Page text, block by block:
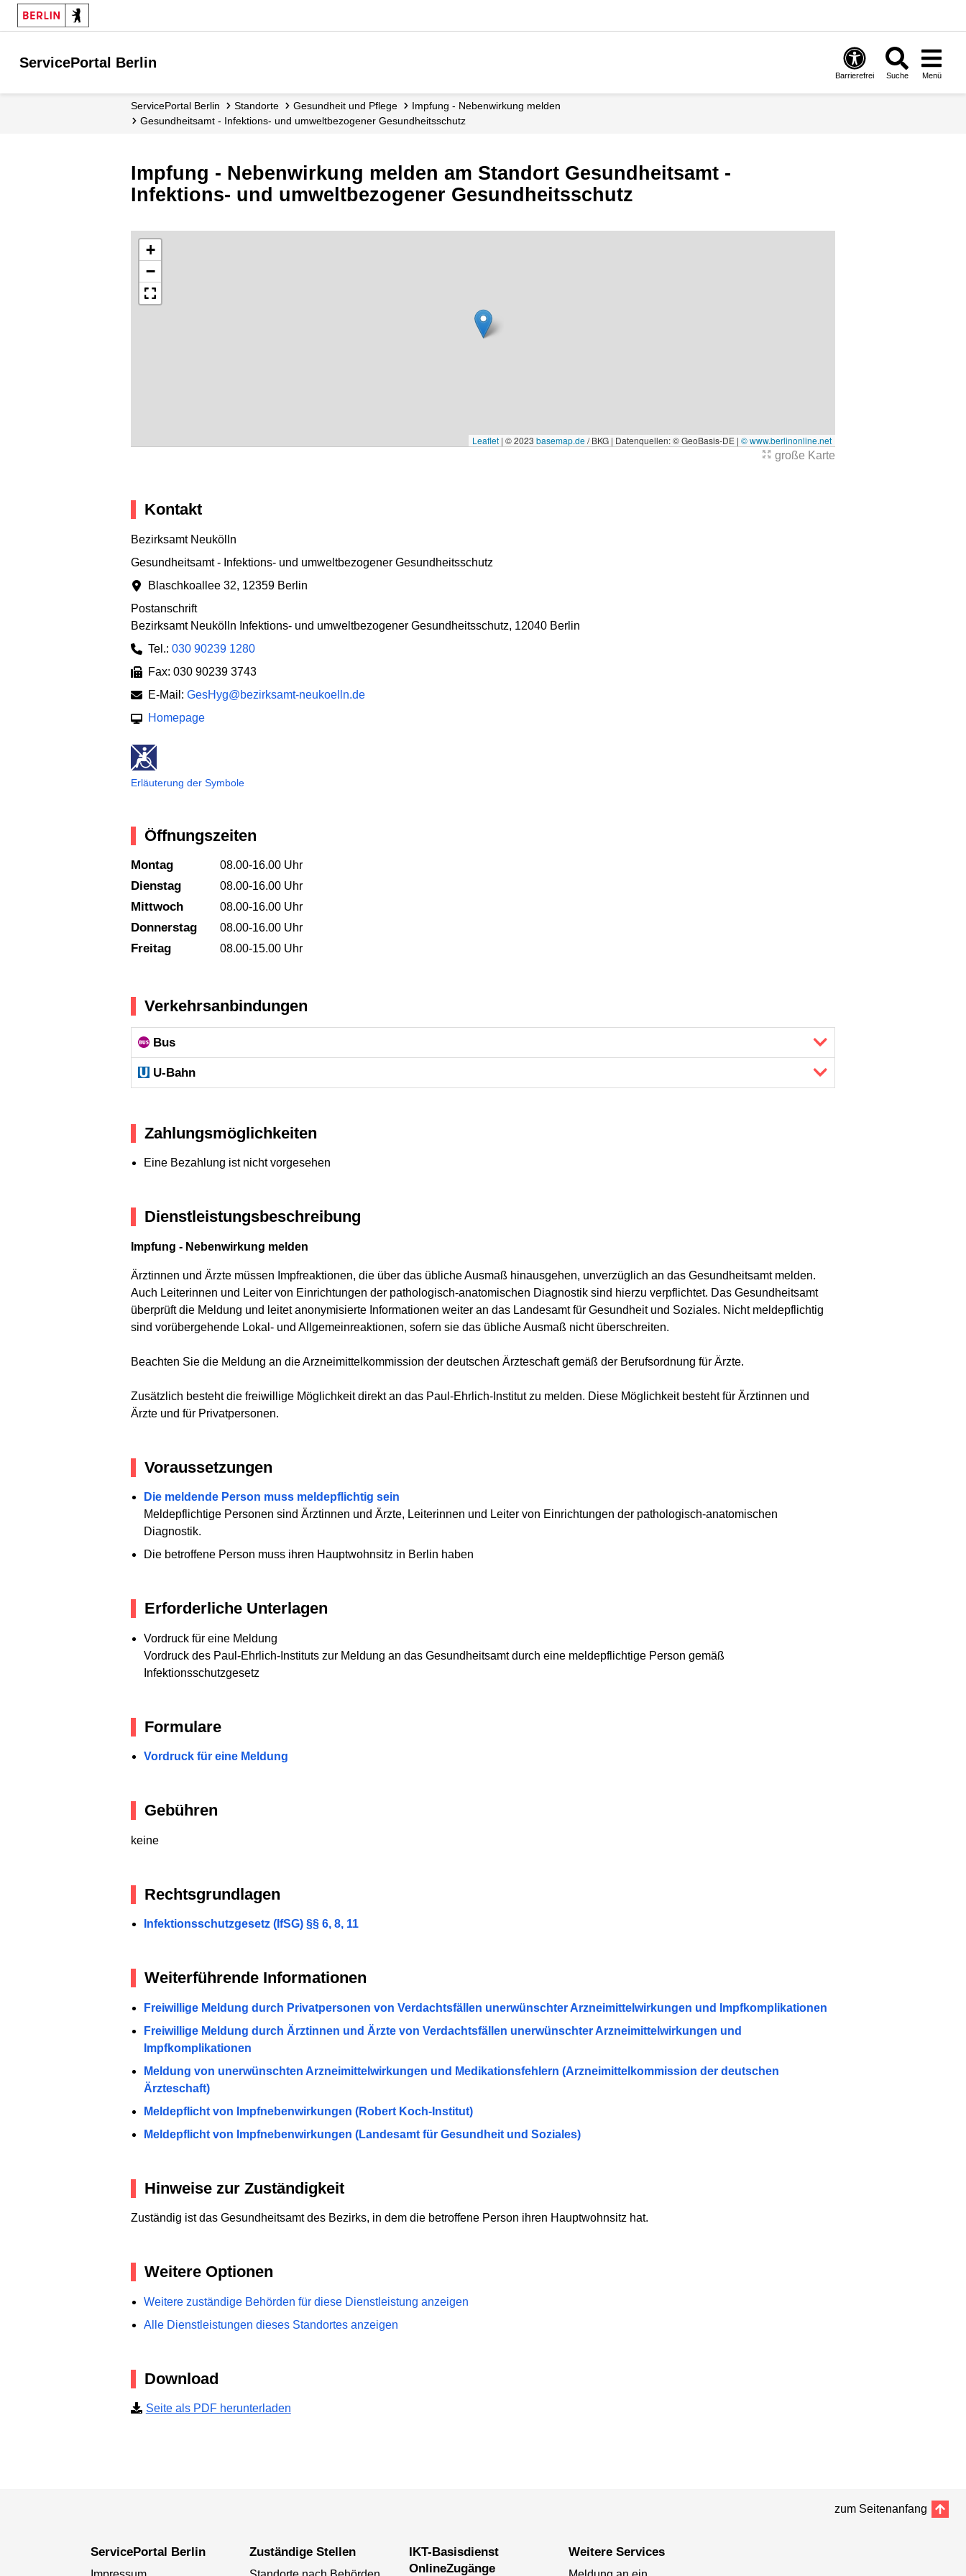
ServicePortal Berlin
Barrierefrei Suche Menü
ServicePortal Berlin Standorte Gesundheit und Pflege
Impfung - Nebenwirkung melden
Gesundheitsamt - Infektions- und umweltbezogener Gesundheitsschutz
Impfung - Nebenwirkung melden am Standort Gesundheitsamt -
Infektions- und umweltbezogener Gesundheitsschutz
+
−
Leaflet | © 2023 basemap.de/ BKG | Datenquellen: © GeoBasis-DE | © www.berlinonline.net
große Karte
Kontakt
Bezirksamt Neukölln
Gesundheitsamt - Infektions- und umweltbezogener Gesundheitsschutz
Blaschkoallee 32, 12359 Berlin
Postanschrift
Bezirksamt Neukölln Infektions- und umweltbezogener Gesundheitsschutz, 12040 Berlin
Tel.: 030 90239 1280
Fax: 030 90239 3743
E-Mail: GesHyg@bezirksamt-neukoelln.de
Homepage
Erläuterung der Symbole
Öffnungszeiten
Montag 08.00-16.00 Uhr
Dienstag 08.00-16.00 Uhr
Mittwoch 08.00-16.00 Uhr
Donnerstag 08.00-16.00 Uhr
Freitag 08.00-15.00 Uhr
Verkehrsanbindungen
Bus
U-Bahn
Zahlungsmöglichkeiten
Eine Bezahlung ist nicht vorgesehen
Dienstleistungsbeschreibung
Impfung - Nebenwirkung melden
Ärztinnen und Ärzte müssen Impfreaktionen, die über das übliche Ausmaß hinausgehen, unverzüglich an das Gesundheitsamt melden.
Auch Leiterinnen und Leiter von Einrichtungen der pathologisch-anatomischen Diagnostik sind hierzu verpflichtet. Das Gesundheitsamt
überprüft die Meldung und leitet anonymisierte Informationen weiter an das Landesamt für Gesundheit und Soziales. Nicht meldepflichtig
sind vorübergehende Lokal- und Allgemeinreaktionen, sofern sie das übliche Ausmaß nicht überschreiten.
Beachten Sie die Meldung an die Arzneimittelkommission der deutschen Ärzteschaft gemäß der Berufsordnung für Ärzte.
Zusätzlich besteht die freiwillige Möglichkeit direkt an das Paul-Ehrlich-Institut zu melden. Diese Möglichkeit besteht für Ärztinnen und
Ärzte und für Privatpersonen.
Voraussetzungen
Die meldende Person muss meldepflichtig sein
Meldepflichtige Personen sind Ärztinnen und Ärzte, Leiterinnen und Leiter von Einrichtungen der pathologisch-anatomischen
Diagnostik.
Die betroffene Person muss ihren Hauptwohnsitz in Berlin haben
Erforderliche Unterlagen
Vordruck für eine Meldung
Vordruck des Paul-Ehrlich-Instituts zur Meldung an das Gesundheitsamt durch eine meldepflichtige Person gemäß
Infektionsschutzgesetz
Formulare
Vordruck für eine Meldung
Gebühren
keine
Rechtsgrundlagen
Infektionsschutzgesetz (IfSG) §§ 6, 8, 11
Weiterführende Informationen
Freiwillige Meldung durch Privatpersonen von Verdachtsfällen unerwünschter Arzneimittelwirkungen und Impfkomplikationen
Freiwillige Meldung durch Ärztinnen und Ärzte von Verdachtsfällen unerwünschter Arzneimittelwirkungen und
Impfkomplikationen
Meldung von unerwünschten Arzneimittelwirkungen und Medikationsfehlern (Arzneimittelkommission der deutschen
Ärzteschaft)
Meldepflicht von Impfnebenwirkungen (Robert Koch-Institut)
Meldepflicht von Impfnebenwirkungen (Landesamt für Gesundheit und Soziales)
Hinweise zur Zuständigkeit
Zuständig ist das Gesundheitsamt des Bezirks, in dem die betroffene Person ihren Hauptwohnsitz hat.
Weitere Optionen
Weitere zuständige Behörden für diese Dienstleistung anzeigen
Alle Dienstleistungen dieses Standortes anzeigen
Download
Seite als PDF herunterladen
zum Seitenanfang
ServicePortal Berlin Zuständige Stellen
IKT-Basisdienst
OnlineZugänge
Weitere Services